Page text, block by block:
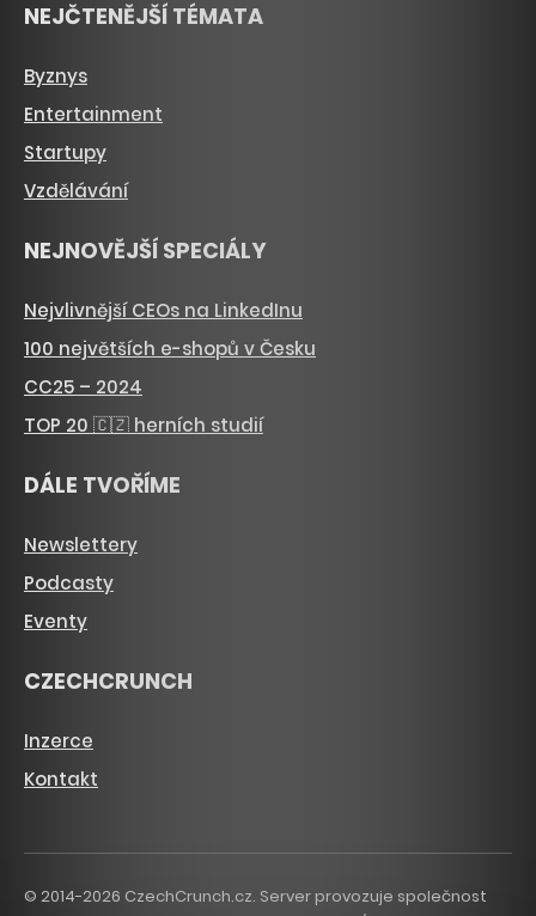
NEJČTENĚJŠÍ TÉMATA
Byznys
Entertainment
Startupy
Vzdělávání
NEJNOVĚJŠÍ SPECIÁLY
Nejvlivnější CEOs na LinkedInu
100 největších e-shopů v Česku
CC25 – 2024
TOP 20 🇨🇿 herních studií
DÁLE TVOŘÍME
Newslettery
Podcasty
Eventy
CZECHCRUNCH
Inzerce
Kontakt
© 2014-2026 CzechCrunch.cz. Server provozuje společnost